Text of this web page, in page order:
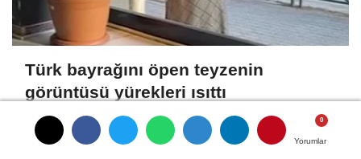
Yorumlar
Yorumlar
Yorumlar
Türk bayrağını öpen teyzenin
görüntüsü yürekleri ısıttı
Yorumlar